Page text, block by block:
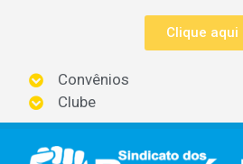
Clique aqui
Convênios
Clube